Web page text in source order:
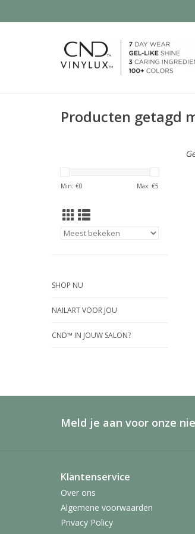
Producten getagd
Min: €0 Max: €5
SHOP NU
NAILART VOOR JOU
CND™ IN JOUW SALON?
Meld je aan voor onze
Klantenservice
Over ons
Algemene voorwaarden
Privacy Policy